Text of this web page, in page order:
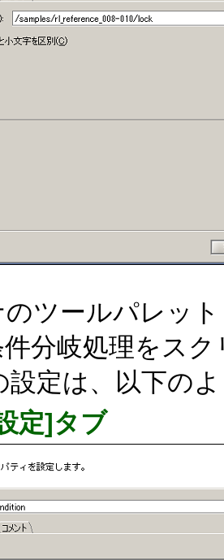
ツールパレッ
分岐処理をス
設定は、以下の
定]タブ